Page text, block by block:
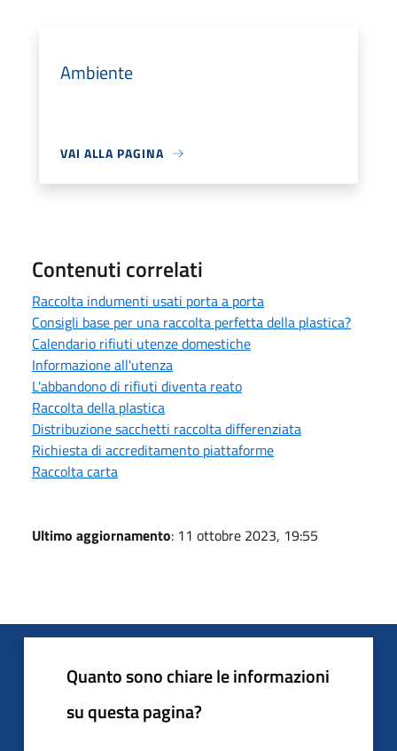
Ambiente
VAI ALLA PAGINA
Contenuti correlati
Raccolta indumenti usati porta a porta
Consigli base per una raccolta perfetta della plastica?
Calendario rifiuti utenze domestiche
Informazione all'utenza
L'abbandono di rifiuti diventa reato
Raccolta della plastica
Distribuzione sacchetti raccolta differenziata
Richiesta di accreditamento piattaforme
Raccolta carta
Ultimo aggiornamento: 11 ottobre 2023, 19:55
Quanto sono chiare le informazioni
su questa pagina?